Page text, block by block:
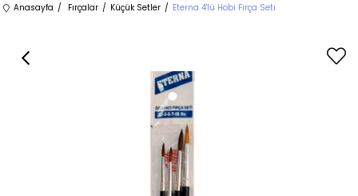
Anasayfa Fırçalar Küçük Setler Eterna 4'lü Hobi Fırça Seti